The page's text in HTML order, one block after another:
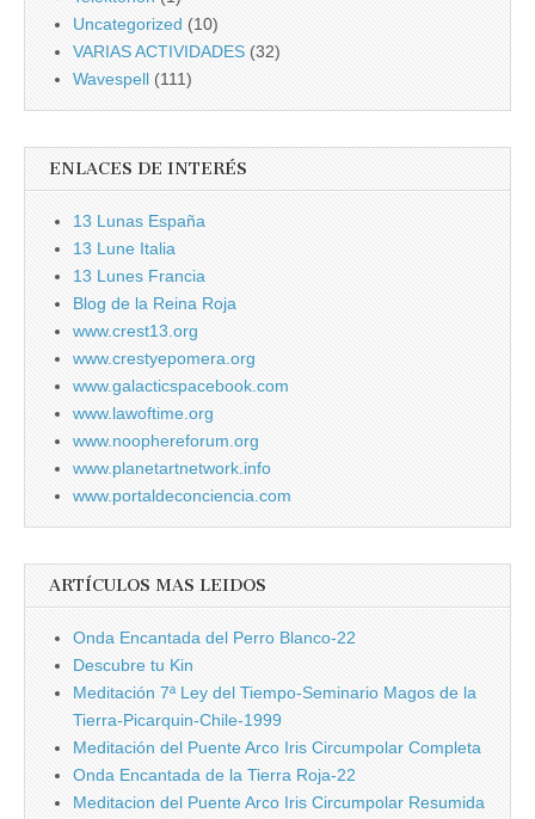
Uncategorized (10)
VARIAS ACTIVIDADES (32)
Wavespell (111)
ENLACES DE INTERÉS
13 Lunas España
13 Lune Italia
13 Lunes Francia
Blog de la Reina Roja
www.crest13.org
www.crestyepomera.org
www.galacticspacebook.com
www.lawoftime.org
www.noophereforum.org
www.planetartnetwork.info
www.portaldeconciencia.com
ARTÍCULOS MAS LEIDOS
Onda Encantada del Perro Blanco-22
Descubre tu Kin
Meditación 7ª Ley del Tiempo-Seminario Magos de la
Tierra-Picarquin-Chile-1999
Meditación del Puente Arco Iris Circumpolar Completa
Onda Encantada de la Tierra Roja-22
Meditacion del Puente Arco Iris Circumpolar Resumida